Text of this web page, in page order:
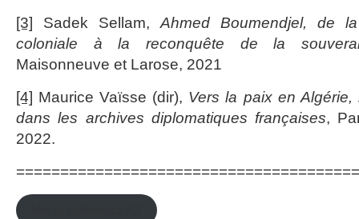
[3] Sadek Sellam,Ahmed Boumendjel, de
coloniale à la reconquête de la
Maisonneuve et Larose, 2021
[4] Maurice Vaïsse (dir), Vers la paix en Algérie,
dans les archives diplomatiques françaises,
2022.